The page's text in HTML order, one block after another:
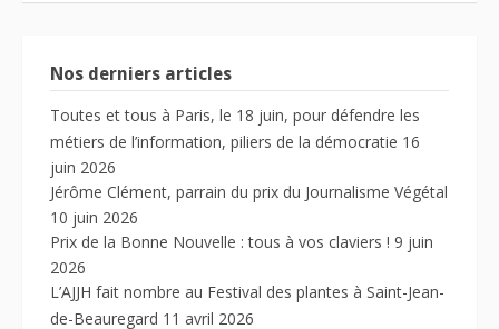
Nos derniers articles
Toutes et tous à Paris, le 18 juin, pour défendre les
métiers de l’information, piliers de la démocratie 16
juin 2026
Jérôme Clément, parrain du prix du Journalisme Végétal
10 juin 2026
Prix de la Bonne Nouvelle : tous à vos claviers ! 9 juin
2026
L’AJJH fait nombre au Festival des plantes à Saint-Jean-
de-Beauregard 11 avril 2026